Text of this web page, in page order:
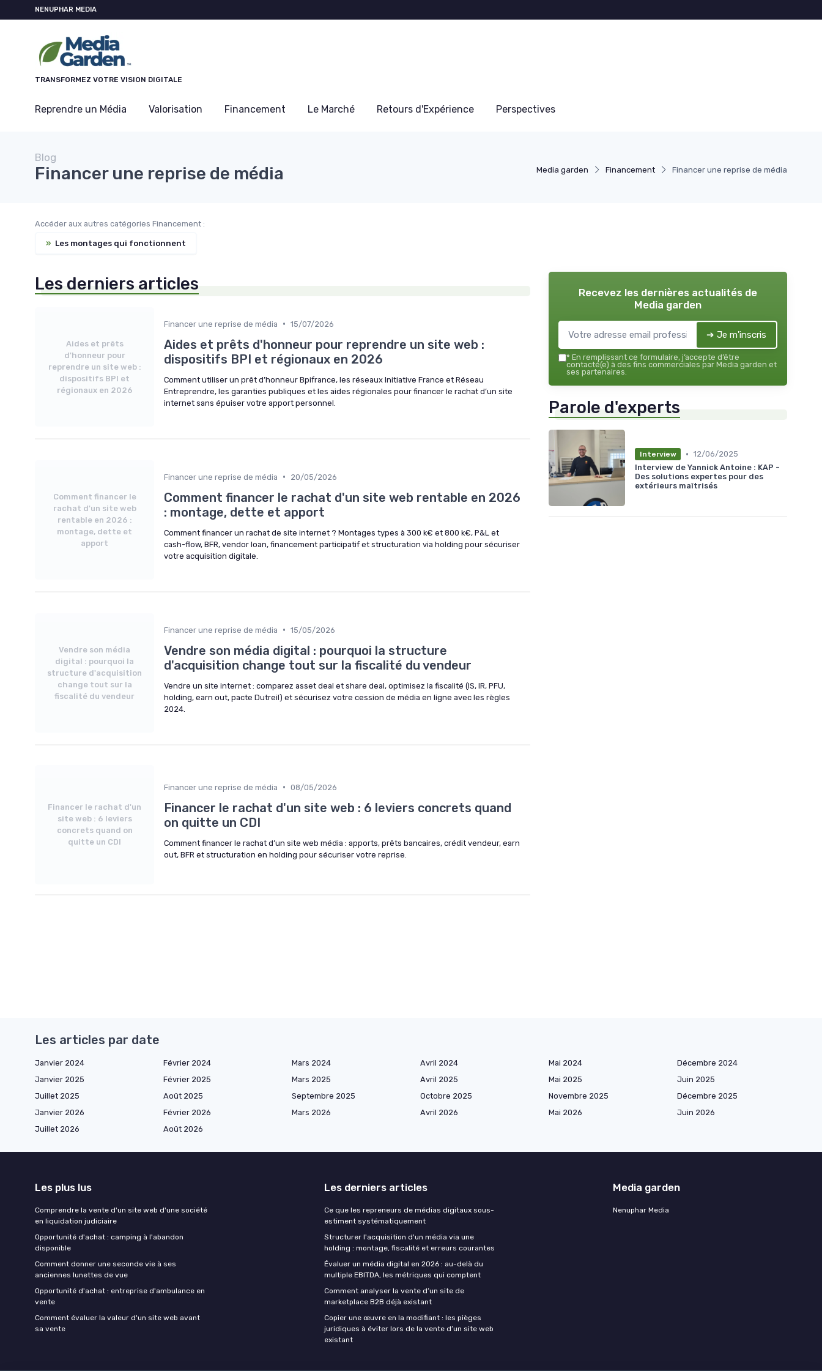
NENUPHAR MEDIA
TRANSFORMEZ VOTRE VISION DIGITALE
Reprendre un Média Valorisation Financement Le Marché Retours d'Expérience Perspectives
Media garden Financement Financer une reprise de média
Blog
Financer une reprise de média
Accéder aux autres catégories Financement :
» Les montages qui fonctionnent
Les derniers articles
Aides et prêts
d'honneur pour
reprendre un site web :
dispositifs BPI et
régionaux en 2026
Financer une reprise de média • 15/07/2026
Aides et prêts d'honneur pour reprendre un site web :
dispositifs BPI et régionaux en 2026
Comment utiliser un prêt d’honneur Bpifrance, les réseaux Initiative France et Réseau
Entreprendre, les garanties publiques et les aides régionales pour financer le rachat d’un site
internet sans épuiser votre apport personnel.
Comment financer le
rachat d'un site web
rentable en 2026 :
montage, dette et
apport
Financer une reprise de média • 20/05/2026
Comment financer le rachat d'un site web rentable en 2026
: montage, dette et apport
Comment financer un rachat de site internet ? Montages types à 300 k€ et 800 k€, P&L et
cash-flow, BFR, vendor loan, financement participatif et structuration via holding pour sécuriser
votre acquisition digitale.
Vendre son média
digital : pourquoi la
structure d'acquisition
change tout sur la
fiscalité du vendeur
Financer une reprise de média • 15/05/2026
Vendre son média digital : pourquoi la structure
d'acquisition change tout sur la fiscalité du vendeur
Vendre un site internet : comparez asset deal et share deal, optimisez la fiscalité (IS, IR, PFU,
holding, earn out, pacte Dutreil) et sécurisez votre cession de média en ligne avec les règles
2024.
Financer le rachat d'un
site web : 6 leviers
concrets quand on
quitte un CDI
Financer une reprise de média • 08/05/2026
Financer le rachat d'un site web : 6 leviers concrets quand
on quitte un CDI
Comment financer le rachat d’un site web média : apports, prêts bancaires, crédit vendeur, earn
out, BFR et structuration en holding pour sécuriser votre reprise.
Recevez les dernières actualités de
Media garden
➔ Je m'inscris
* En remplissant ce formulaire, j’accepte d’être
contacté(e) à des fins commerciales par Media garden et
ses partenaires.
Parole d'experts
Interview • 12/06/2025
Interview de Yannick Antoine : KAP -
Des solutions expertes pour des
extérieurs maîtrisés
Les articles par date
Janvier 2024 Février 2024 Mars 2024 Avril 2024 Mai 2024
Décembre 2024
Janvier 2025
Février 2025 Mars 2025 Avril 2025 Mai 2025
Juin 2025
Juillet 2025
Août 2025 Septembre 2025 Octobre 2025 Novembre 2025
Décembre 2025
Janvier 2026
Février 2026 Mars 2026 Avril 2026 Mai 2026
Juin 2026
Juillet 2026
Août 2026
Les plus lus
Comprendre la vente d'un site web d'une société
en liquidation judiciaire
Opportunité d'achat : camping à l'abandon
disponible
Comment donner une seconde vie à ses
anciennes lunettes de vue
Opportunité d'achat : entreprise d'ambulance en
vente
Comment évaluer la valeur d'un site web avant
sa vente
Les derniers articles
Ce que les repreneurs de médias digitaux sous-
estiment systématiquement
Structurer l'acquisition d'un média via une
holding : montage, fiscalité et erreurs courantes
Évaluer un média digital en 2026 : au-delà du
multiple EBITDA, les métriques qui comptent
Comment analyser la vente d’un site de
marketplace B2B déjà existant
Copier une œuvre en la modifiant : les pièges
juridiques à éviter lors de la vente d’un site web
existant
Media garden
Nenuphar Media
Panneau de gestion des cookies